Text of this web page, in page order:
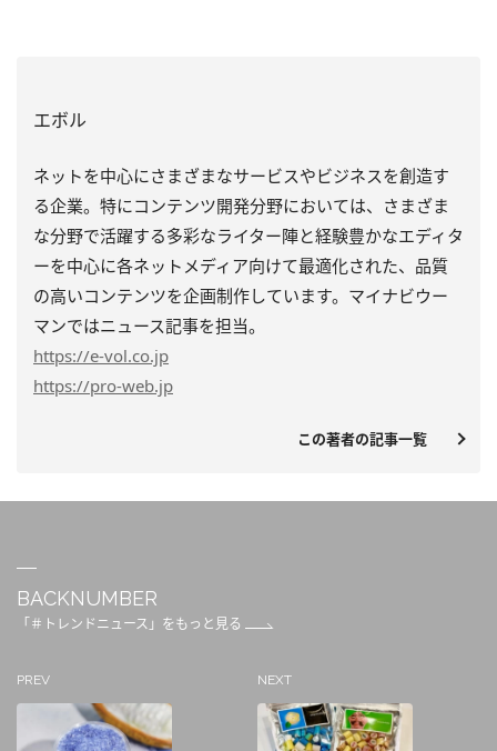
エボル
ネットを中心にさまざまなサービスやビジネスを創造す
る企業。特にコンテンツ開発分野においては、さまざま
な分野で活躍する多彩なライター陣と経験豊かなエディタ
ーを中心に各ネットメディア向けて最適化された、品質
の高いコンテンツを企画制作しています。マイナビウー
マンではニュース記事を担当。
https://e-vol.co.jp
https://pro-web.jp
この著者の記事一覧
BACKNUMBER
「＃トレンドニュース」をもっと見る
PREV NEXT